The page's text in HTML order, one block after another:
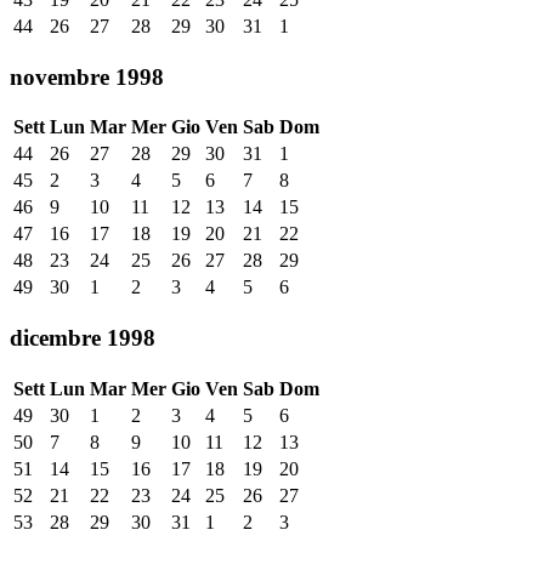
44
26 27 28 29 30 31 1
novembre 1998
Sett Lun Mar Mer Gio Ven Sab Dom
44
26 27 28 29 30 31
1
45
2 3 4 5 6 7
8
46
9 10 11 12 13 14
15
47
16 17 18 19 20 21
22
48
23 24 25 26 27 28
29
49
30 1 2 3 4 5 6
dicembre 1998
Sett Lun Mar Mer Gio Ven Sab Dom
49
30 1 2 3 4 5
6
50
7 8 9 10 11 12
13
51
14 15 16 17 18 19
20
52
21 22 23 24 25 26
27
53
28 29 30 31 1 2 3